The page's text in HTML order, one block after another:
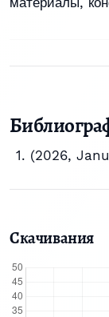
(2026,
Скачивания